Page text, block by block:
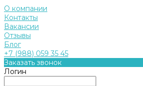
О компании
Контакты
Вакансии
Отзывы
Блог
+7 (988) 059 35 45
Заказать звонок
Логин